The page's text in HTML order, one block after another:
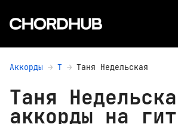
Аккорды Т Таня Недельская
Таня
аккорды на